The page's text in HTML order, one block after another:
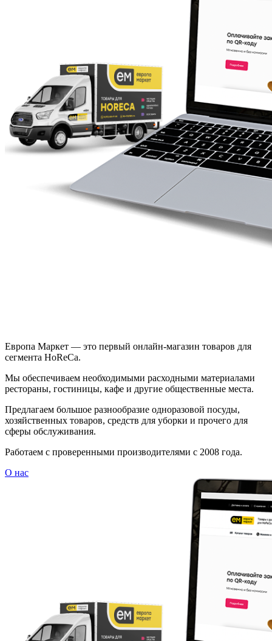
Европа Маркет — это первый онлайн-магазин товаров для
сегмента HoReCa.
Мы обеспечиваем необходимыми расходными материалами
рестораны, гостиницы, кафе и другие общественные места.
Предлагаем большое разнообразие одноразовой посуды,
хозяйственных товаров, средств для уборки и прочего для
сферы обслуживания.
Работаем с проверенными производителями с 2008 года.
О нас